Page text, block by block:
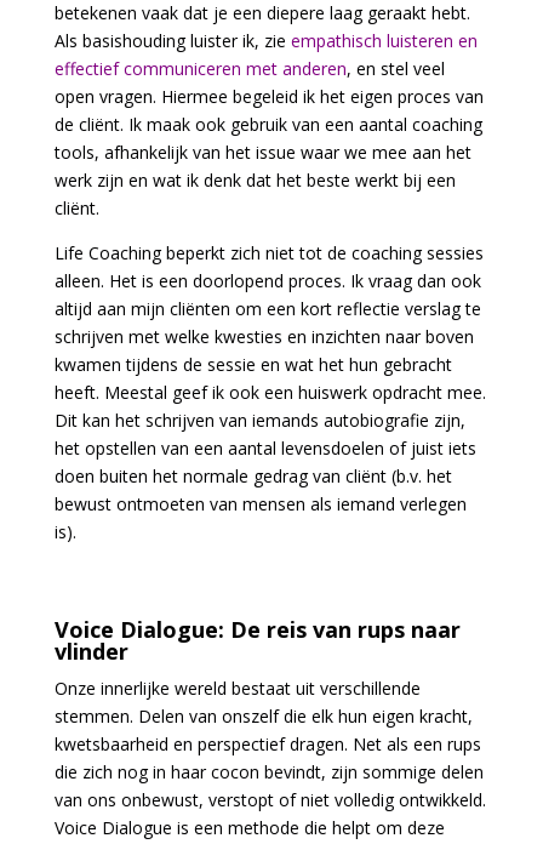
betekenen vaak dat je een diepere laag geraakt hebt.
Als basishouding luister ik, zie empathisch luisteren en
effectief communiceren met anderen, en stel veel
open vragen. Hiermee begeleid ik het eigen proces van
de cliënt. Ik maak ook gebruik van een aantal coaching
tools, afhankelijk van het issue waar we mee aan het
werk zijn en wat ik denk dat het beste werkt bij een
cliënt.
Life Coaching beperkt zich niet tot de coaching sessies
alleen. Het is een doorlopend proces. Ik vraag dan ook
altijd aan mijn cliënten om een kort reflectie verslag te
schrijven met welke kwesties en inzichten naar boven
kwamen tijdens de sessie en wat het hun gebracht
heeft. Meestal geef ik ook een huiswerk opdracht mee.
Dit kan het schrijven van iemands autobiografie zijn,
het opstellen van een aantal levensdoelen of juist iets
doen buiten het normale gedrag van cliënt (b.v. het
bewust ontmoeten van mensen als iemand verlegen
is).
Voice Dialogue: De reis van rups naar
vlinder
Onze innerlijke wereld bestaat uit verschillende
stemmen. Delen van onszelf die elk hun eigen kracht,
kwetsbaarheid en perspectief dragen. Net als een rups
die zich nog in haar cocon bevindt, zijn sommige delen
van ons onbewust, verstopt of niet volledig ontwikkeld.
Voice Dialogue is een methode die helpt om deze